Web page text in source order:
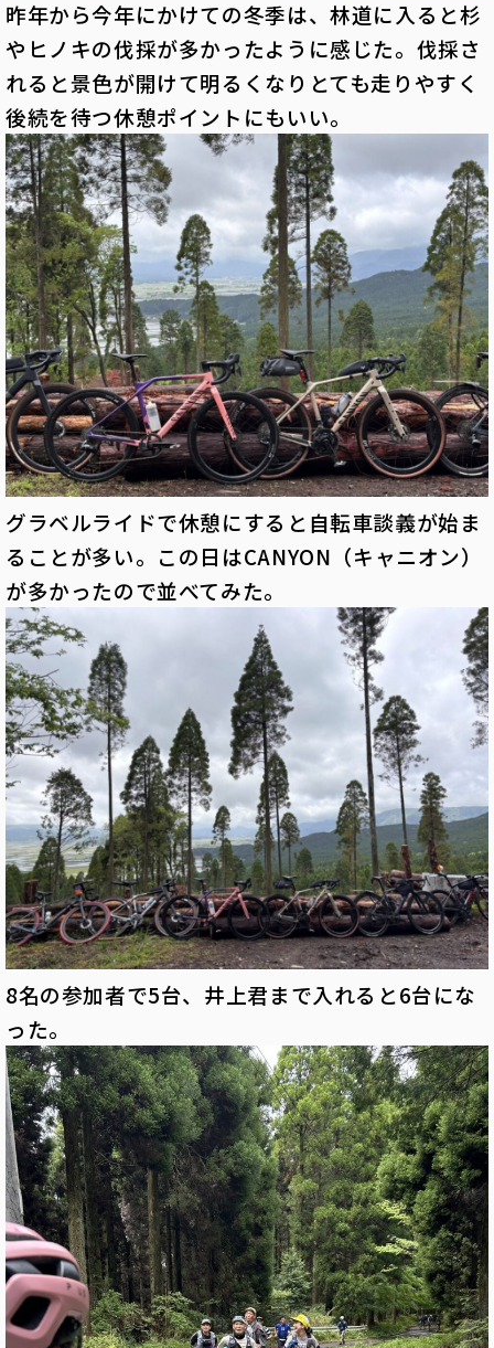
昨年から今年にかけての冬季は、林道に入ると杉
やヒノキの伐採が多かったように感じた。伐採さ
れると景色が開けて明るくなりとても走りやすく
後続を待つ休憩ポイントにもいい。
グラベルライドで休憩にすると自転車談義が始ま
ることが多い。この日はCANYON（キャニオン）
が多かったので並べてみた。
8名の参加者で5台、井上君まで入れると6台にな
った。